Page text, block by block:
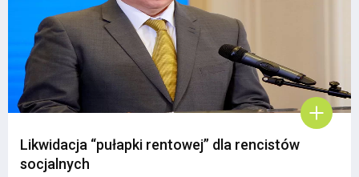
Likwidacja “pułapki rentowej” dla rencistów
socjalnych